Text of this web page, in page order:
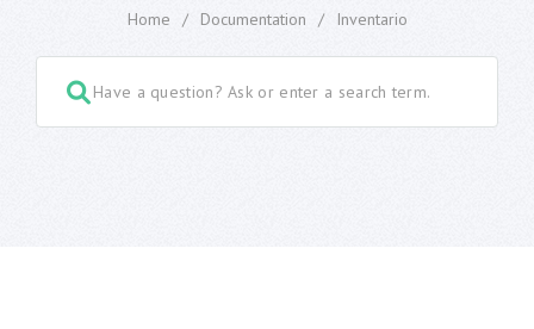
Home / Documentation / Inventario